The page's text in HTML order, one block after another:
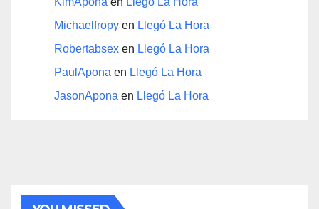
Michaelfropy en Llegó La Hora
Robertabsex en Llegó La Hora
PaulApona en Llegó La Hora
JasonApona en Llegó La Hora